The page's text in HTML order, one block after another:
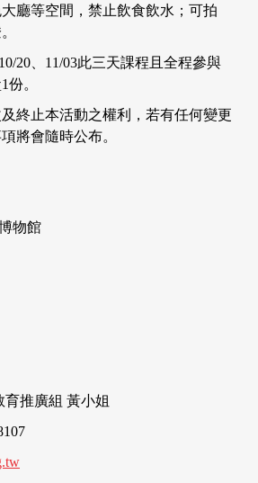
廳等空間，禁止飲食飲水；可拍
20、11/03此三天課程且全程參與
份。
終止本活動之權利，若有任何變更
將會隨時公布。
物館
推廣組 黃小姐